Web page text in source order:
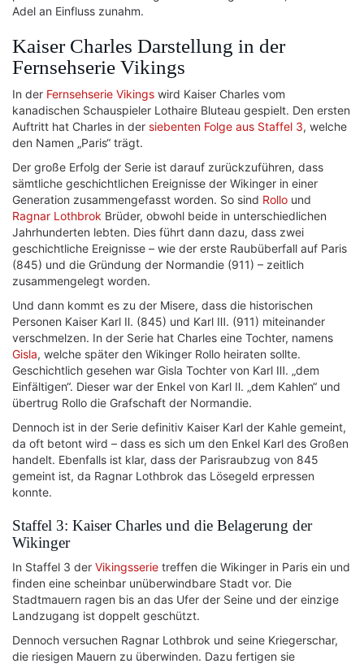
Adel an Einfluss zunahm.
Kaiser Charles Darstellung in der
Fernsehserie Vikings
In der Fernsehserie Vikings wird Kaiser Charles vom
kanadischen Schauspieler Lothaire Bluteau gespielt. Den ersten
Auftritt hat Charles in der siebenten Folge aus Staffel 3, welche
den Namen „Paris“ trägt.
Der große Erfolg der Serie ist darauf zurückzuführen, dass
sämtliche geschichtlichen Ereignisse der Wikinger in einer
Generation zusammengefasst worden. So sind Rollo und
Ragnar Lothbrok Brüder, obwohl beide in unterschiedlichen
Jahrhunderten lebten. Dies führt dann dazu, dass zwei
geschichtliche Ereignisse – wie der erste Raubüberfall auf Paris
(845) und die Gründung der Normandie (911) – zeitlich
zusammengelegt worden.
Und dann kommt es zu der Misere, dass die historischen
Personen Kaiser Karl Ⅱ. (845) und Karl Ⅲ. (911) miteinander
verschmelzen. In der Serie hat Charles eine Tochter, namens
Gisla, welche später den Wikinger Rollo heiraten sollte.
Geschichtlich gesehen war Gisla Tochter von Karl Ⅲ. „dem
Einfältigen“. Dieser war der Enkel von Karl Ⅱ. „dem Kahlen“ und
übertrug Rollo die Grafschaft der Normandie.
Dennoch ist in der Serie definitiv Kaiser Karl der Kahle gemeint,
da oft betont wird – dass es sich um den Enkel Karl des Großen
handelt. Ebenfalls ist klar, dass der Parisraubzug von 845
gemeint ist, da Ragnar Lothbrok das Lösegeld erpressen
konnte.
Staffel 3: Kaiser Charles und die Belagerung der
Wikinger
In Staffel 3 der Vikingsserie treffen die Wikinger in Paris ein und
finden eine scheinbar unüberwindbare Stadt vor. Die
Stadtmauern ragen bis an das Ufer der Seine und der einzige
Landzugang ist doppelt geschützt.
Dennoch versuchen Ragnar Lothbrok und seine Kriegerschar,
die riesigen Mauern zu überwinden. Dazu fertigen sie